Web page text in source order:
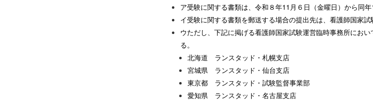
ア受験に関する書類は、令和８年11月６日（金曜日）から同
イ受験に関する書類を郵送する場合の提出先は、看護師国家試
ウただし、下記に掲げる看護師国家試験運営臨時事務所にお
る。
北海道 ランスタッド・札幌支店
宮城県 ランスタッド・仙台支店
東京都 ランスタッド・試験監督事業部
愛知県 ランスタッド・名古屋支店